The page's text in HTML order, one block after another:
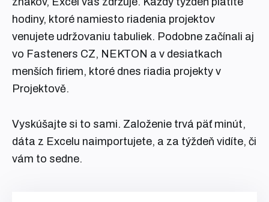
hodiny, ktoré namiesto riadenia projektov
venujete udržovaniu tabuliek. Podobne začínali aj
vo Fasteners CZ, NEKTON a v desiatkach
menších firiem, ktoré dnes riadia projekty v
Projektově.
Vyskúšajte si to sami. Založenie trvá päť minút,
dáta z Excelu naimportujete, a za týždeň vidíte, či
vám to sedne.